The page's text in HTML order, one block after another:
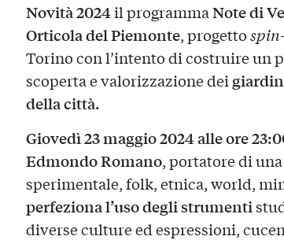
Novità 2024il programmaNote di
Orticola del Piemonte, progetto
Torino con l’intento di costruire un
scoperta e valorizzazione dei
della città.
Giovedì 23 maggio 2024 alle ore
Edmondo Romano, portatore di
sperimentale, folk, etnica, world,
perfeziona l’uso degli strumenti
diverse culture ed espressioni,